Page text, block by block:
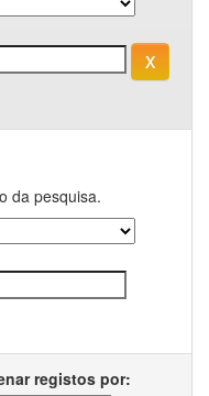
da pesquisa.
registos por: